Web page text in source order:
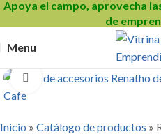
Apoya el campo, aprovecha
de
Menu
Click to enlarge
Inicio » Catálogo de productos »